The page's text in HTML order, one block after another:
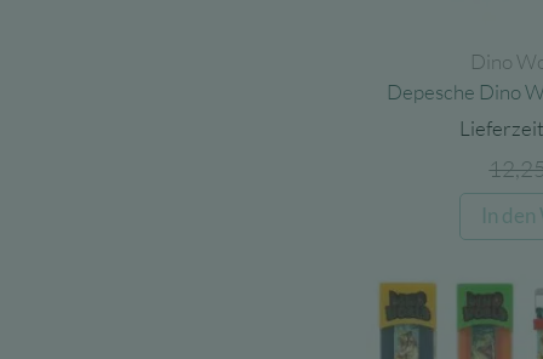
Dino
Depesche Dino
In